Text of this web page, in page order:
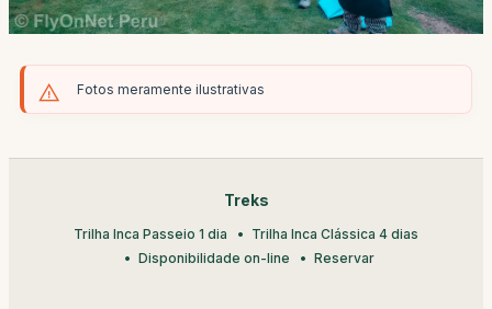
Fotos meramente ilustrativas
Treks
Trilha Inca Passeio 1 dia
Trilha Inca Clássica 4 dias
Disponibilidade on-line
Reservar